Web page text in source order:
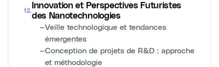
12.
Innovation et Perspectives Futuristes
des Nanotechnologies
—Veille technologique et tendances
émergentes
—Conception de projets de R&D : approche
et méthodologie